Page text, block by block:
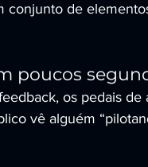
conjunto de
poucos
os pedais de
vê alguém